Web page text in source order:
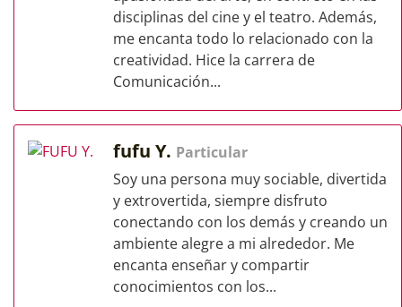
disciplinas del cine y el teatro. Además,
me encanta todo lo relacionado con la
creatividad. Hice la carrera de
Comunicación...
fufu Y. Particular
Soy una persona muy sociable, divertida
y extrovertida, siempre disfruto
conectando con los demás y creando un
ambiente alegre a mi alrededor. Me
encanta enseñar y compartir
conocimientos con los...